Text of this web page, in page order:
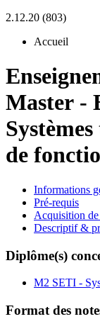
2.12.20 (803)
Accueil
Master -
de
Informations
Pré-requis
Acquisition
Descriptif &
Diplôme(s)
M2 SETI -
Format des